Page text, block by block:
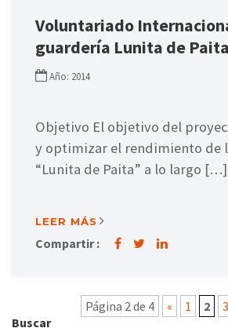
Voluntariado
guardería Lunita de
Año: 2014
Objetivo El objetivo del
y optimizar el rendimiento de
“Lunita de Paita” a lo largo […]
LEER MÁS
Compartir :
Página 2 de 4 « 1 2 3
Buscar